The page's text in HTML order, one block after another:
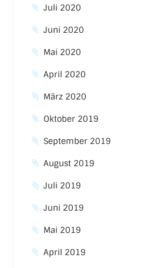
Juli 2020
Juni 2020
Mai 2020
April 2020
März 2020
Oktober 2019
September 2019
August 2019
Juli 2019
Juni 2019
Mai 2019
April 2019